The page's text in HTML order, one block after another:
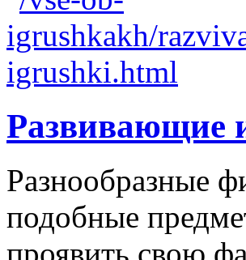
Развивающие
Разнообразные
подобные